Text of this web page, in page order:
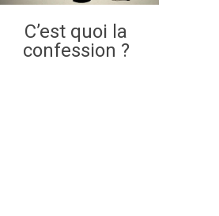
C’est quoi la
confession ?